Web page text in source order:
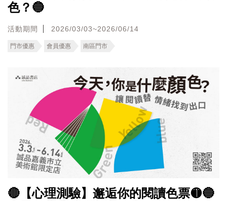
色？🔵
活動期間 2026/03/03~2026/06/14
門市優惠 會員優惠 南區門市
🔴【心理測驗】邂逅你的閱讀色票🟡🔵